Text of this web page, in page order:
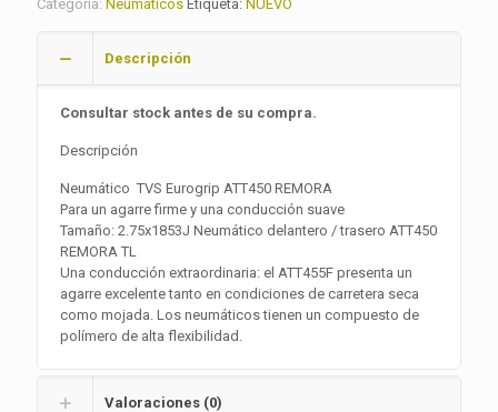
Categoría: Neumáticos Etiqueta: NUEVO
Descripción
Consultar stock antes de su compra.
Descripción
Neumático TVS Eurogrip ATT450 REMORA
Para un agarre firme y una conducción suave
Tamaño: 2.75x1853J Neumático delantero / trasero ATT450
REMORA TL
Una conducción extraordinaria: el ATT455F presenta un
agarre excelente tanto en condiciones de carretera seca
como mojada. Los neumáticos tienen un compuesto de
polímero de alta flexibilidad.
Valoraciones (0)